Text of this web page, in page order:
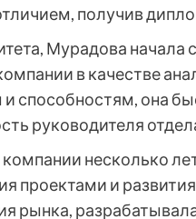
получив
Мурадова
в качестве
способностям, она
руководителя
несколько
проектами и
рынка,